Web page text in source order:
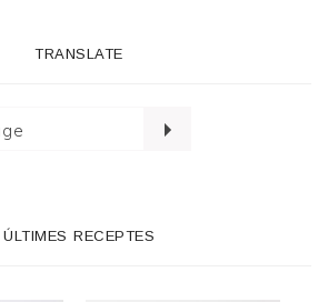
TRANSLATE
ÚLTIMES RECEPTES